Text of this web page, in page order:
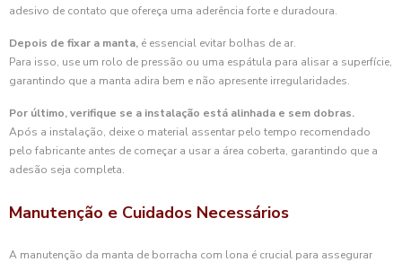
adesivo de contato que ofereça uma aderência forte e duradoura.
Depois de fixar a manta, é essencial evitar bolhas de ar.
Para isso, use um rolo de pressão ou uma espátula para alisar a superfície,
garantindo que a manta adira bem e não apresente irregularidades.
Por último, verifique se a instalação está alinhada e sem dobras.
Após a instalação, deixe o material assentar pelo tempo recomendado
pelo fabricante antes de começar a usar a área coberta, garantindo que a
adesão seja completa.
Manutenção e Cuidados Necessários
A manutenção da manta de borracha com lona é crucial para assegurar